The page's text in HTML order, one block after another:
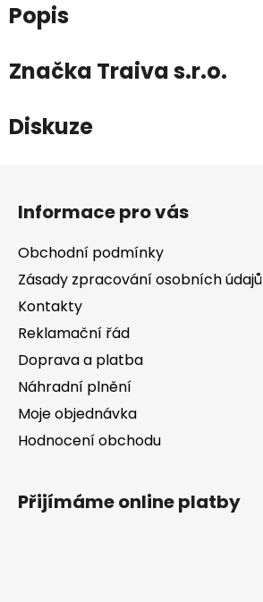
Popis
Značka Traiva s.r.o.
Diskuze
Informace pro vás
Obchodní podmínky
Zásady zpracování osobních údajů
Kontakty
Reklamační řád
Doprava a platba
Náhradní plnění
Moje objednávka
Hodnocení obchodu
Přijímáme online platby